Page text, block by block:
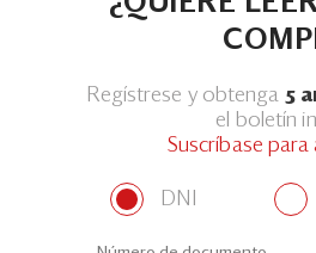
Regístrese y obtenga 5
el boletín
Suscríbase
DNI